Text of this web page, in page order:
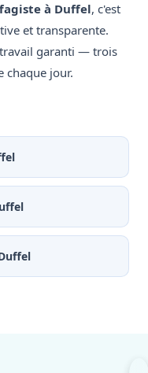
à Duffel, c'est
et transparente.
garanti — trois
chaque jour.